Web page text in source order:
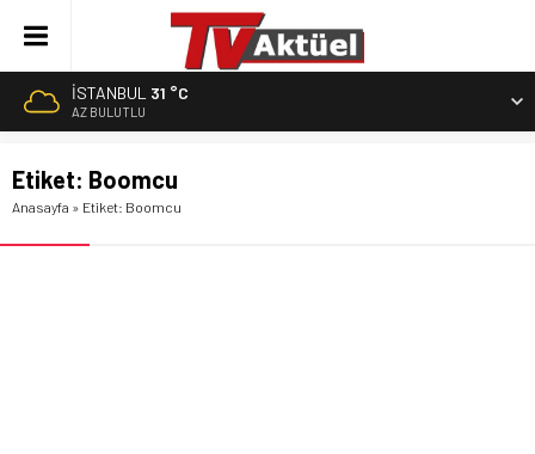
İSTANBUL 31 °C
AZ BULUTLU
Etiket: Boomcu
Anasayfa » Etiket: Boomcu